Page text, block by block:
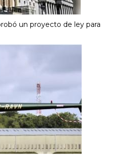
un proyecto de ley para